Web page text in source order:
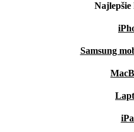
Najlepšie
Samsung